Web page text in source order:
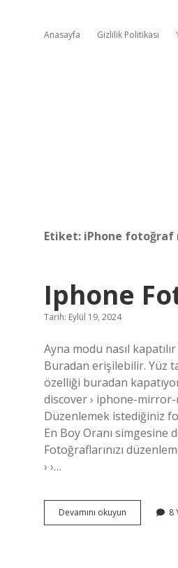
Anasayfa Gizlilik Politikası
Etiket: iPhone fotoğraf
Iphone
Tarih: Eylül 19, 2024
Ayna modu nasıl
Buradan erişilebilir. Yüz
özelliği buradan
discover › iphone-
Düzenlemek istediğiniz
En Boy Oranı
Fotoğraflarınızı
› ›…
Devamını okuyun
Fotoğraf
8